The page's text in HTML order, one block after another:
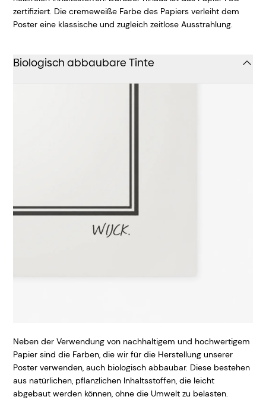
zertifiziert. Die cremeweiße Farbe des Papiers verleiht dem
Poster eine klassische und zugleich zeitlose Ausstrahlung.
Biologisch abbaubare Tinte
Neben der Verwendung von nachhaltigem und hochwertigem
Papier sind die Farben, die wir für die Herstellung unserer
Poster verwenden, auch biologisch abbaubar. Diese bestehen
aus natürlichen, pflanzlichen Inhaltsstoffen, die leicht
abgebaut werden können, ohne die Umwelt zu belasten.